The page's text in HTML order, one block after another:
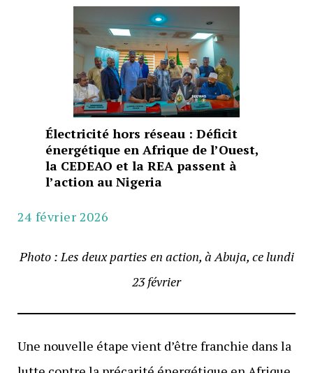
Électricité hors réseau : Déficit
énergétique en Afrique de l’Ouest,
la CEDEAO et la REA passent à
l’action au Nigeria
24 février 2026
Photo : Les deux parties en action, à Abuja, ce lundi
23 février
Une nouvelle étape vient d’être franchie dans la